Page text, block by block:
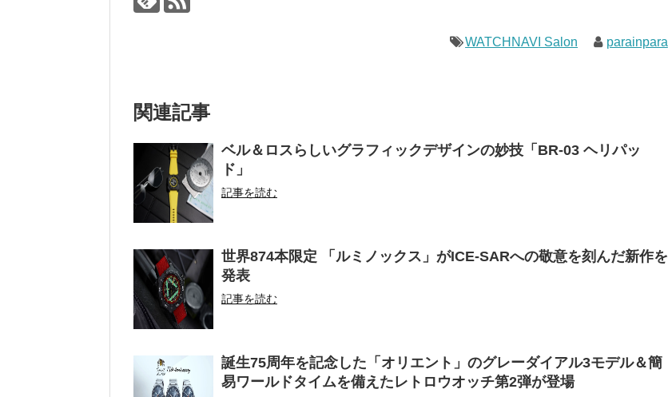
WATCHNAVI Salon parainpara
関連記事
ベル＆ロスらしいグラフィックデザインの妙技「BR-03 ヘリパッ
ド」
記事を読む
世界874本限定 「ルミノックス」がICE-SARへの敬意を刻んだ新作を
発表
記事を読む
誕生75周年を記念した「オリエント」のグレーダイアル3モデル＆簡
易ワールドタイムを備えたレトロウオッチ第2弾が登場